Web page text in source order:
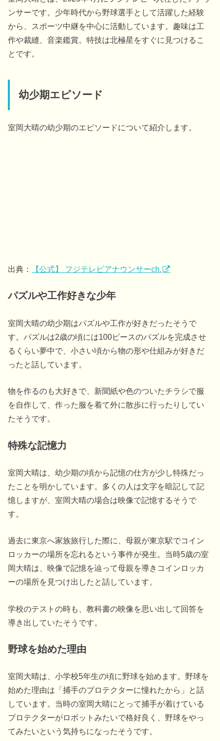
ンサーです。少年時代から野球選手として活躍した経験
から、スポーツ中継を中心に活動しています。趣味は工
作や裁縫、音楽鑑賞。特技は北極星をすぐに見つけるこ
とです。
幼少期エピソード
室岡大晴の幼少期のエピソードについて紹介します。
出典： 【公式】 フジテレビアナウンサーch.
パズルや工作好きな少年
室岡大晴の幼少期はパズルや工作が好きだったそうで
す。パズルは2歳の頃には100ピースのパズルを完成させ
るくらい夢中で、小さい頃から物の形や仕組みが好きだ
ったと話しています。
物を作るのも大好きで、新聞紙や色のついたチラシで服
を自作して、作った服を着て外に散歩に行ったりしてい
たそうです。
特殊な記憶力
室岡大晴は、幼少期の頃から記憶の仕方が少し特殊だっ
たことを明かしています。多くの人は文字を暗記して記
憶しますが、室岡大晴の場合は映像で記憶するそうで
す。
過去に東京へ家族旅行した際に、母親が東京駅でコイン
ロッカーの場所を忘れるという事件が発生。当時5歳の室
岡大晴は、映像で記憶を辿って母親を導きコインロッカ
ーの場所を見つけ出したと話しています。
学校のテストの時も、教科書の映像を思い出して回答を
導き出していたそうです。
野球を始めた理由
室岡大晴は、小学校5年生の頃に野球を始めます。野球を
始めた理由は「捕手のプロテクターに憧れたから」と話
しています。当時の室岡大晴にとって捕手が着けている
プロテクターがロボットみたいで格好良く、野球をやっ
てみたいという気持ちになったそうです。